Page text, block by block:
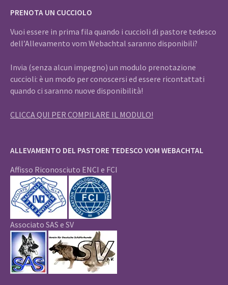
PRENOTA UN CUCCIOLO
Vuoi essere in prima fila quando i cuccioli di pastore tedesco
dell’Allevamento vom Webachtal saranno disponibili?
Invia (senza alcun impegno) un modulo prenotazione
cuccioli: è un modo per conoscersi ed essere ricontattati
quando ci saranno nuove disponibilità!
CLICCA QUI PER COMPILARE IL MODULO!
ALLEVAMENTO DEL PASTORE TEDESCO VOM WEBACHTAL
Affisso Riconosciuto ENCI e FCI
Associato SAS e SV